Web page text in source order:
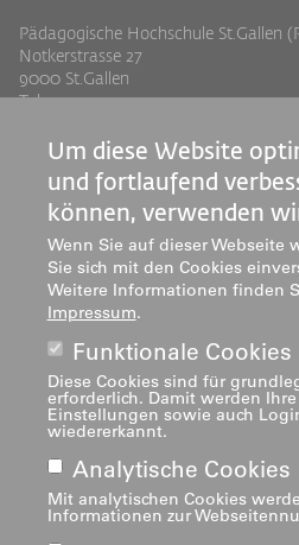
Pädagogische Hochschule St.Gallen
Notkerstrasse 27
9000 St.Gallen
Tel. +41 71 243 94 00
Footer
Links
Standorte
Jobs
Mediatheken
Um diese Website
und fortlaufend
können, verwenden
Wenn Sie auf dieser Webseite
Sie sich mit den Cookies
Weitere Informationen finden
Impressum.
Funktionale Cookies
Diese Cookies sind für
erforderlich. Damit werden
Einstellungen sowie auch
wiedererkannt.
Analytische Cookies
Mit analytischen Cookies
Informationen zur